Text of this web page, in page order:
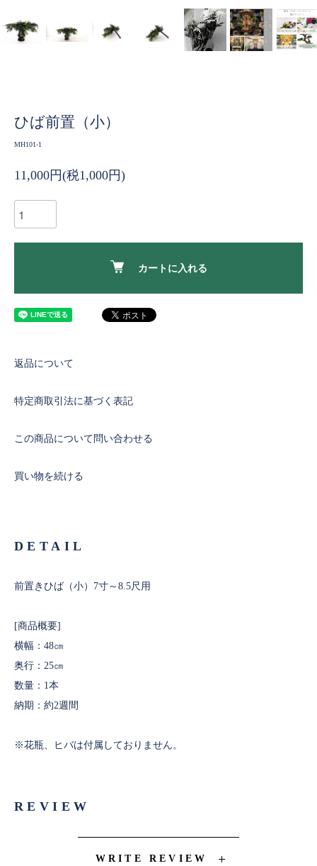
ひば前置（小）
MH101-1
11,000円(税1,000円)
カートに入れる
返品について
特定商取引法に基づく表記
この商品について問い合わせる
買い物を続ける
DETAIL
前置きひば（小）7寸～8.5尺用
[商品概要]
横幅：48㎝
奥行：25㎝
数量：1本
納期：約2週間
※花瓶、ヒバは付属しておりません。
REVIEW
WRITE REVIEW